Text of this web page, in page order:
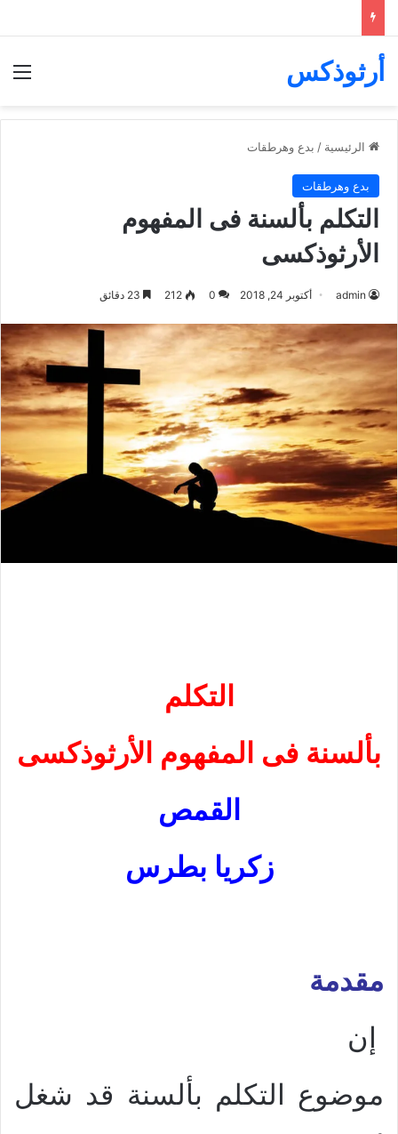
أرثوذكس
الرئيسية / بدع وهرطقات
بدع وهرطقات
التكلم بألسنة فى المفهوم
الأرثوذكسى
admin أكتوبر 24, 2018 0
212
التكلم
بألسنة فى المفهوم الأرثوذكسى
القمص
زكريا بطرس
مقدمة
إن
موضوع التكلم بألسنة قد شغل